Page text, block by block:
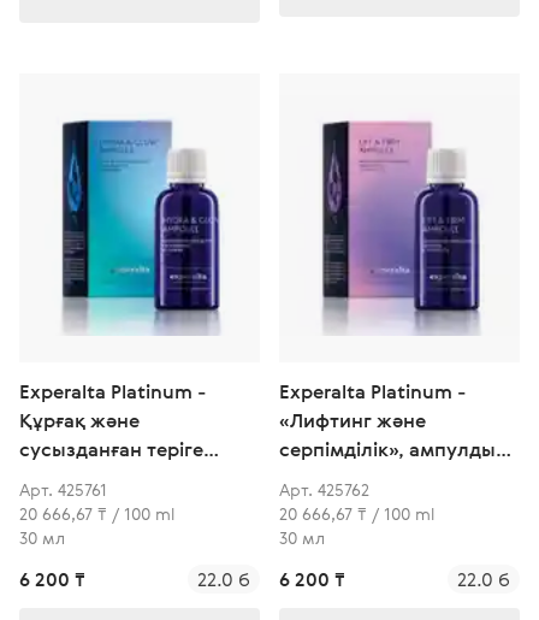
Experalta Platinum -
Құрғақ және
сусызданған теріге
арналған
«Ылғалдандыру және
жарқырау» ампулалық
Арт. 425761
20 666,67 ₸ / 100 ml
30 мл
6 200 ₸ 22.0 б
Experalta Platinum -
«Лифтинг және
серпімділік», ампулдық
концентрат
Арт. 425762
20 666,67 ₸ / 100 ml
30 мл
6 200 ₸ 22.0 б